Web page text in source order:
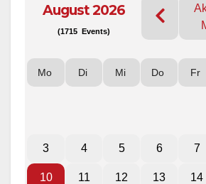
August 2026
(1715 Events)
Mo Di Mi Do Fr
3 4 5 6 7
10 11 12 13 14